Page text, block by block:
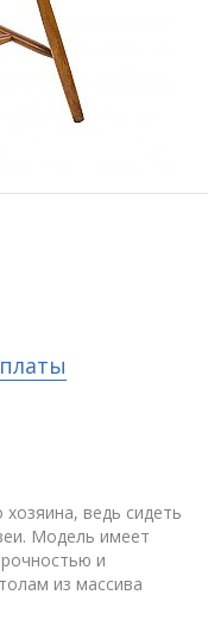
ведь сидеть
Модель имеет
и
из массива